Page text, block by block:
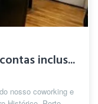
inclus...
nosso coworking e